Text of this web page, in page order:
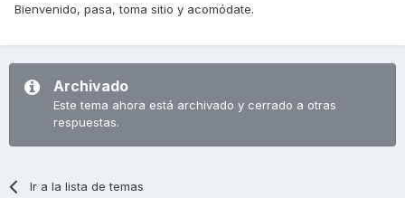
Bienvenido, pasa, toma sitio y acomódate.
Archivado
Este tema ahora está archivado y cerrado a otras
respuestas.
Ir a la lista de temas